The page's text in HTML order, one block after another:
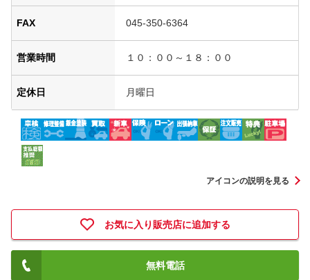
FAX 045-350-6364
営業時間 １０：００～１８：００
定休日 月曜日
アイコンの説明を見る
お気に入り販売店に追加する
無料電話